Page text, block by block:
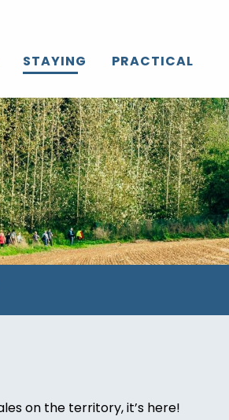
STAYING PRACTICAL
on the territory, it’s here!